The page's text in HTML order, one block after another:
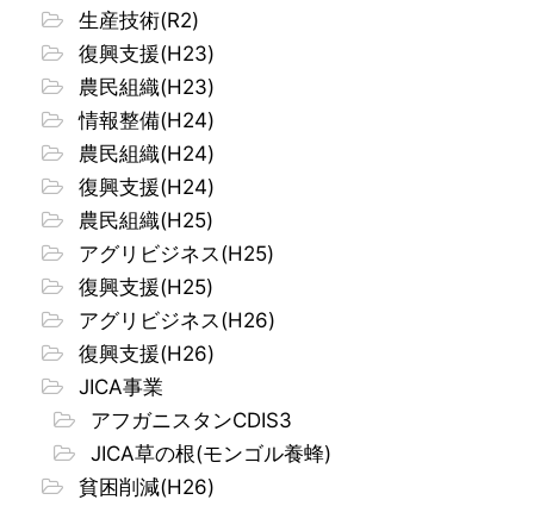
生産技術(R2)
復興支援(H23)
農民組織(H23)
情報整備(H24)
農民組織(H24)
復興支援(H24)
農民組織(H25)
アグリビジネス(H25)
復興支援(H25)
アグリビジネス(H26)
復興支援(H26)
JICA事業
アフガニスタンCDIS3
JICA草の根(モンゴル養蜂)
貧困削減(H26)